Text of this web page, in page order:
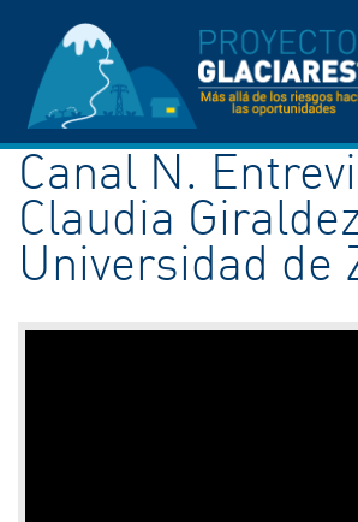
Canal N.
Claudia
Universidad de